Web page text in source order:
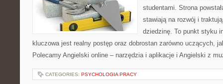
studentami. Strona
stawiają na rozwój i
dziedzinę. To punkt styku
kluczowa jest realny postęp oraz dobrostan zarówno uczących,
Polecamy Angielski online – narzędzia i aplikacje i Angielski z
CATEGORIES: PSYCHOLOGIA PRACY